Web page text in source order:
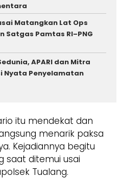
Matangkan Lat Ops
Satgas Pamtas RI–PNG
APARI dan Mitra
Nyata Penyelamatan
itu mendekat dan
menarik paksa
Kejadiannya begitu
saat ditemui usai
Tualang.